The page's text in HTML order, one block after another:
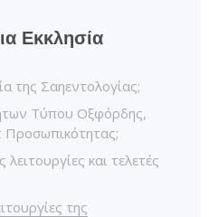
Εκκλησία
της Σαηεντολογίας;
Τύπου Οξφόρδης,
Προσωπικότητας;
λειτουργίες και τελετές
της